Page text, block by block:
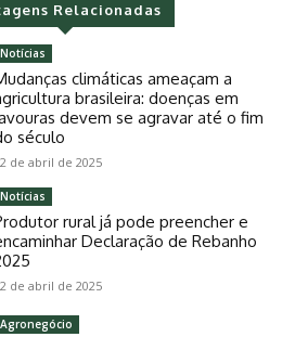
Relacionadas
Notícias
climáticas ameaçam a
brasileira: doenças em
devem se agravar até o fim
século
de abril de 2025
Notícias
rural já pode preencher e
Declaração de Rebanho
de abril de 2025
Agronegócio